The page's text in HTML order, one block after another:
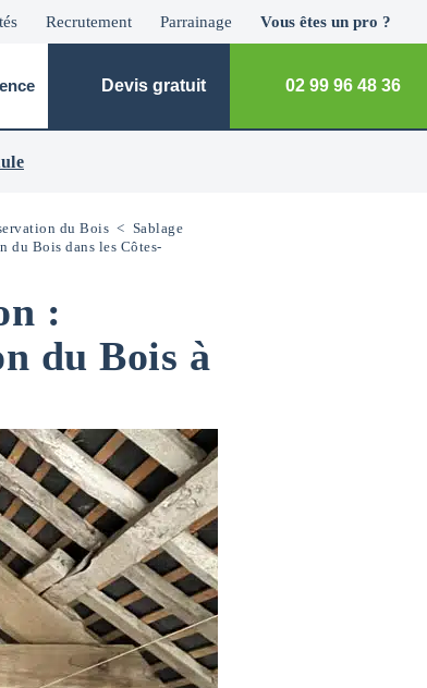
Recrutement Parrainage Vous êtes un pro ?
Devis gratuit 02 99 96 48 36
du Bois < Sablage
du Bois dans les Côtes-
:
du Bois à